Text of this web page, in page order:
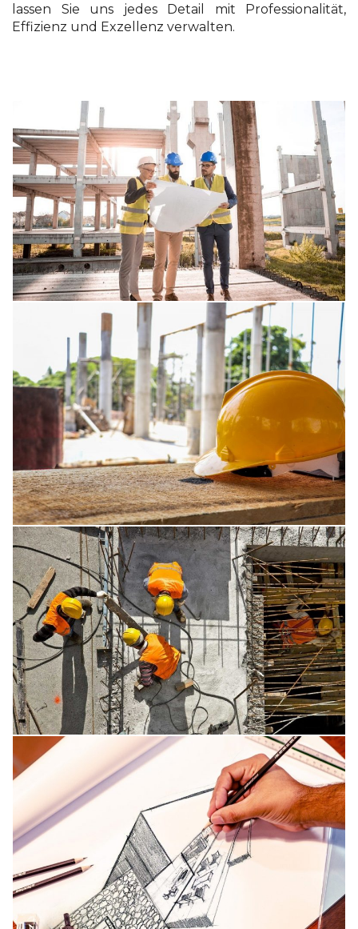
lassen Sie uns jedes Detail mit Professionalität,
Effizienz und Exzellenz verwalten.